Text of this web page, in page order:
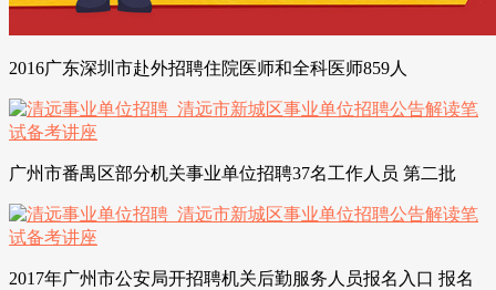
2016广东深圳市赴外招聘住院医师和全科医师859人
广州市番禺区部分机关事业单位招聘37名工作人员 第二批
2017年广州市公安局开招聘机关后勤服务人员报名入口 报名